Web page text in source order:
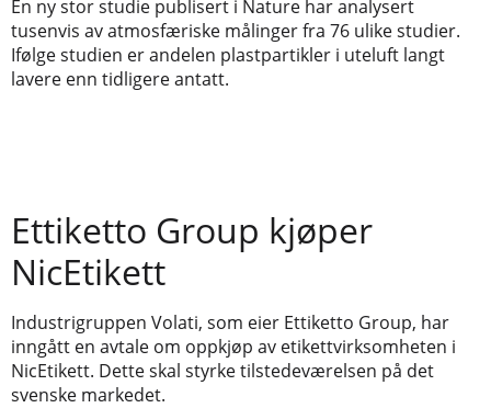
En ny stor studie publisert i Nature har analysert
tusenvis av atmosfæriske målinger fra 76 ulike studier.
Ifølge studien er andelen plastpartikler i uteluft langt
lavere enn tidligere antatt.
Ettiketto Group kjøper
NicEtikett
Industrigruppen Volati, som eier Ettiketto Group, har
inngått en avtale om oppkjøp av etikettvirksomheten i
NicEtikett. Dette skal styrke tilstedeværelsen på det
svenske markedet.